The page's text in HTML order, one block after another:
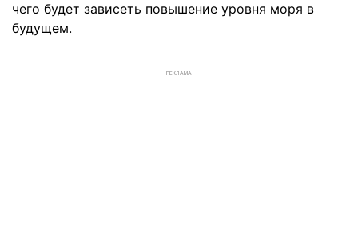
чего будет зависеть повышение уровня моря в
будущем.
РЕКЛАМА